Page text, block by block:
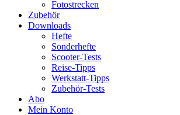
Fotostrecken
Zubehör
Downloads
Hefte
Sonderhefte
Scooter-Tests
Reise-Tipps
Werkstatt-Tipps
Zubehör-Tests
Abo
Mein Konto